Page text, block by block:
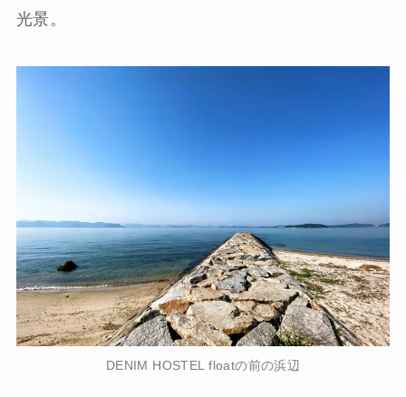
光景。
DENIM HOSTEL floatの前の浜辺